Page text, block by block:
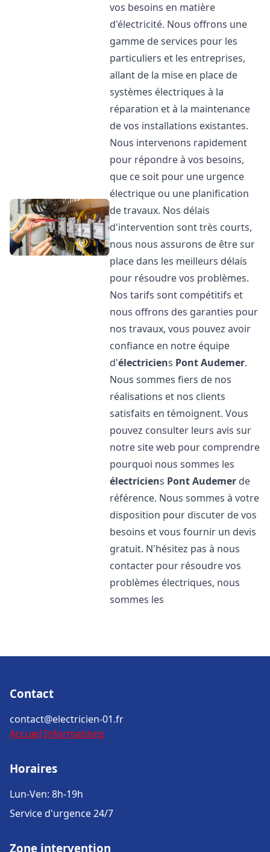
vos besoins en matière
d'électricité. Nous offrons une
gamme de services pour les
particuliers et les entreprises,
allant de la mise en place de
systèmes électriques à la
réparation et à la maintenance
de vos installations existantes.
Nous intervenons rapidement
pour répondre à vos besoins,
que ce soit pour une urgence
électrique ou une planification
de travaux. Nos délais
d'intervention sont très courts,
nous nous assurons de être sur
place dans les meilleurs délais
pour résoudre vos problèmes.
Nos tarifs sont compétitifs et
nous offrons des garanties pour
nos travaux, vous pouvez avoir
confiance en notre équipe
d'électriciens Pont Audemer.
Nous sommes fiers de nos
réalisations et nos clients
satisfaits en témoignent. Vous
pouvez consulter leurs avis sur
notre site web pour comprendre
pourquoi nous sommes les
électriciens Pont Audemer de
référence. Nous sommes à votre
disposition pour discuter de vos
besoins et vous fournir un devis
gratuit. N'hésitez pas à nous
contacter pour résoudre vos
problèmes électriques, nous
sommes les
Contact
contact@electricien-01.fr
Accueil Informations
Horaires
Lun-Ven: 8h-19h
Service d'urgence 24/7
Zone intervention